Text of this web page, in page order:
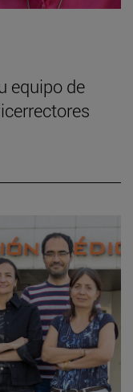
equipo de